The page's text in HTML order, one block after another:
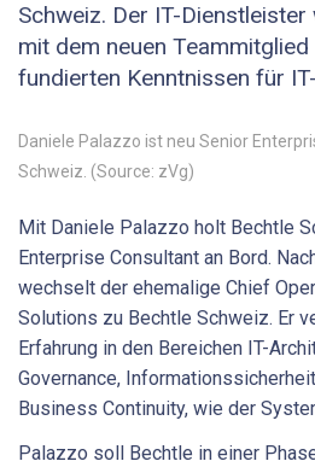
Schweiz. Der IT-Dienstleister
mit dem neuen
fundierten Kenntnissen für
Daniele Palazzo ist neu Senior
Schweiz. (Source: zVg)
Mit Daniele Palazzo holt Bechtle
Enterprise Consultant an Bord.
wechselt der ehemalige Chief
Solutions zu Bechtle Schweiz. Er
Erfahrung in den Bereichen IT-
Governance,
Business Continuity, wie der
Palazzo soll Bechtle in einer